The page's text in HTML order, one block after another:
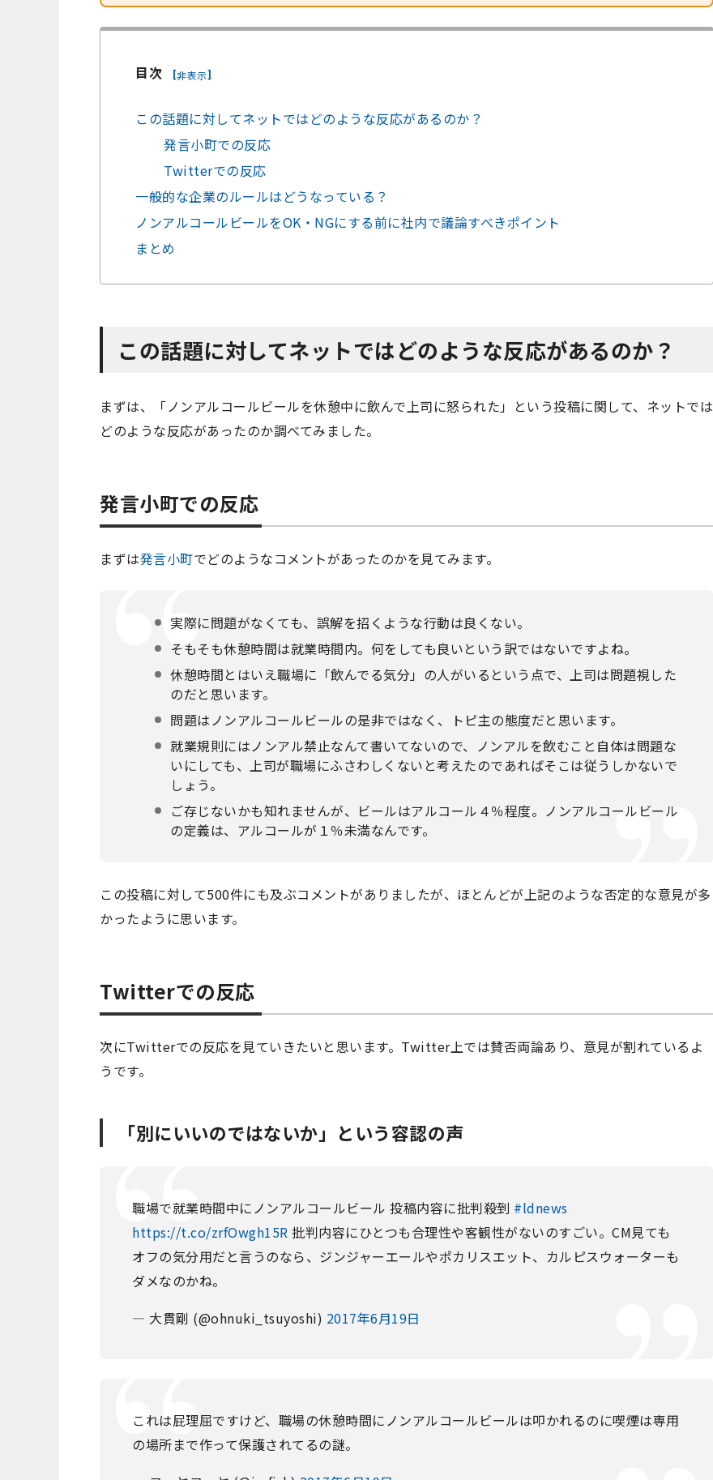
目次 [非表示]
この話題に対してネットではどのような反応があるのか？
発言小町での反応
Twitterでの反応
一般的な企業のルールはどうなっている？
ノンアルコールビールをOK・NGにする前に社内で議論すべきポイント
まとめ
この話題に対してネットではどのような反応があるのか？
まずは、「ノンアルコールビールを休憩中に飲んで上司に怒られた」という投稿に関して、ネットでは
どのような反応があったのか調べてみました。
発言小町での反応
まずは発言小町でどのようなコメントがあったのかを見てみます。
実際に問題がなくても、誤解を招くような行動は良くない。
そもそも休憩時間は就業時間内。何をしても良いという訳ではないですよね。
休憩時間とはいえ職場に「飲んでる気分」の人がいるという点で、上司は問題視した
のだと思います。
問題はノンアルコールビールの是非ではなく、トピ主の態度だと思います。
就業規則にはノンアル禁止なんて書いてないので、ノンアルを飲むこと自体は問題な
いにしても、上司が職場にふさわしくないと考えたのであればそこは従うしかないで
しょう。
ご存じないかも知れませんが、ビールはアルコール４％程度。ノンアルコールビール
の定義は、アルコールが１％未満なんです。
この投稿に対して500件にも及ぶコメントがありましたが、ほとんどが上記のような否定的な意見が多
かったように思います。
Twitterでの反応
次にTwitterでの反応を見ていきたいと思います。Twitter上では賛否両論あり、意見が割れているよ
うです。
「別にいいのではないか」という容認の声
職場で就業時間中にノンアルコールビール 投稿内容に批判殺到 #ldnews
https://t.co/zrfOwgh15R 批判内容にひとつも合理性や客観性がないのすごい。CM見ても
オフの気分用だと言うのなら、ジンジャーエールやポカリスエット、カルピスウォーターも
ダメなのかね。
— 大貫剛 (@ohnuki_tsuyoshi) 2017年6月19日
これは屁理屈ですけど、職場の休憩時間にノンアルコールビールは叩かれるのに喫煙は専用
の場所まで作って保護されてるの謎。